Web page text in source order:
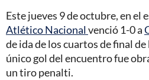
Este jueves 9 de octubre, en el
Atlético Nacionalvenció 1-0 a
de ida de los cuartos de final
único gol del encuentro fue
un tiro penalti.